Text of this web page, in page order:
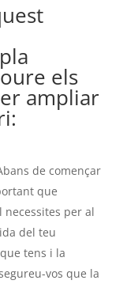
els
ampliar
de començar
que
per al
del teu
tens i la
vos que la